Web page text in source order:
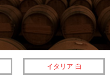
イタリア 白